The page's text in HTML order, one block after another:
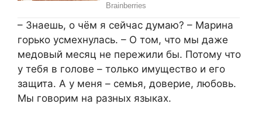
– Знаешь, о чём я сейчас думаю? – Марина
горько усмехнулась. – О том, что мы даже
медовый месяц не пережили бы. Потому что
у тебя в голове – только имущество и его
защита. А у меня – семья, доверие, любовь.
Мы говорим на разных языках.